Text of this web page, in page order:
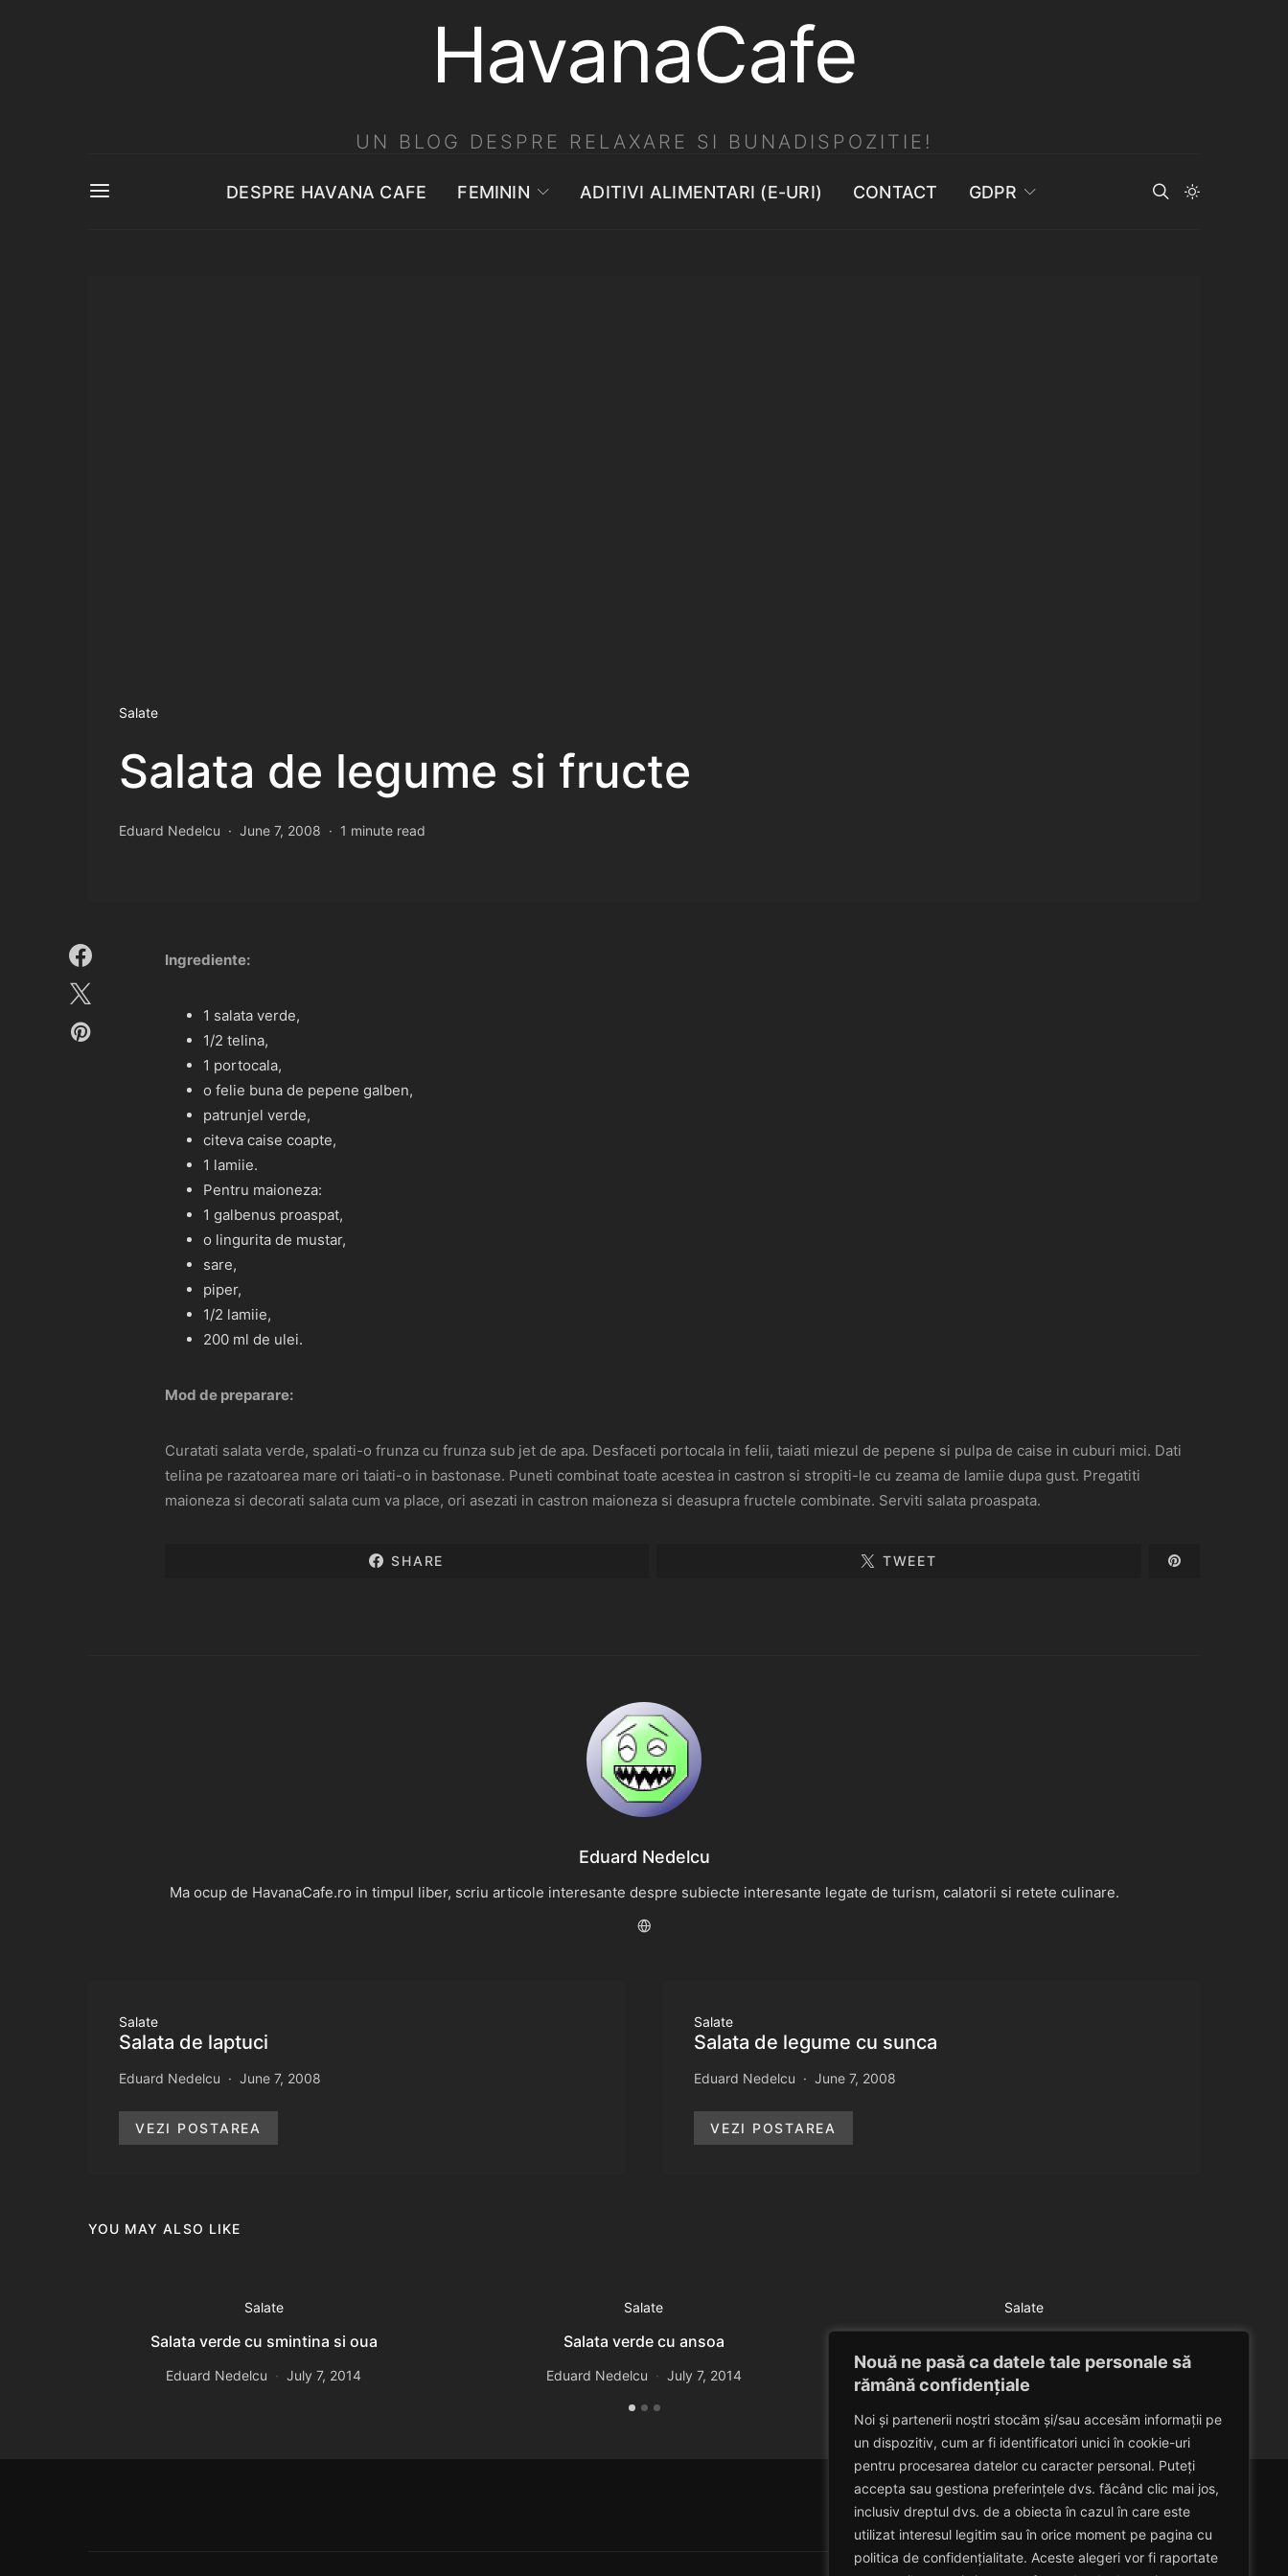
Nouă ne pasă ca datele tale personale să
rămână confidențiale
Noi și partenerii noștri stocăm și/sau accesăm informații pe
un dispozitiv, cum ar fi identificatori unici în cookie-uri
pentru procesarea datelor cu caracter personal. Puteți
accepta sau gestiona preferințele dvs. făcând clic mai jos,
inclusiv dreptul dvs. de a obiecta în cazul în care este
utilizat interesul legitim sau în orice moment pe pagina cu
politica de confidențialitate. Aceste alegeri vor fi raportate
HavanaCafe
UN BLOG DESPRE RELAXARE SI BUNADISPOZITIE!
DESPRE HAVANA CAFE FEMININ ADITIVI ALIMENTARI (E-URI) CONTACT GDPR
Salate
Salata de legume si fructe
Eduard Nedelcu June 7, 2008 1 minute read
Ingrediente:
1 salata verde,
1/2 telina,
1 portocala,
o felie buna de pepene galben,
patrunjel verde,
citeva caise coapte,
1 lamiie.
Pentru maioneza:
1 galbenus proaspat,
o lingurita de mustar,
sare,
piper,
1/2 lamiie,
200 ml de ulei.
Mod de preparare:
Curatati salata verde, spalati-o frunza cu frunza sub jet de apa. Desfaceti portocala in felii, taiati miezul de pepene si pulpa de caise in cuburi mici. Dati
telina pe razatoarea mare ori taiati-o in bastonase. Puneti combinat toate acestea in castron si stropiti-le cu zeama de lamiie dupa gust. Pregatiti
maioneza si decorati salata cum va place, ori asezati in castron maioneza si deasupra fructele combinate. Serviti salata proaspata.
SHARE TWEET
Eduard Nedelcu
Ma ocup de HavanaCafe.ro in timpul liber, scriu articole interesante despre subiecte interesante legate de turism, calatorii si retete culinare.
Salate
Salata de laptuci
Eduard Nedelcu June 7, 2008
VEZI POSTAREA
Salate
Salata de legume cu sunca
Eduard Nedelcu June 7, 2008
VEZI POSTAREA
YOU MAY ALSO LIKE
Salate
Salata verde cu smintina si oua
Eduard Nedelcu July 7, 2014
Salate
Salata verde cu ansoa
Eduard Nedelcu July 7, 2014
Salate
Eduard Nedelcu July 6, 2014